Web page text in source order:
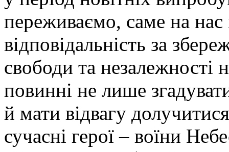
переживаємо, саме на нас
відповідальність за
свободи та
повинні не лише
й мати відвагу
сучасні герої – воїни